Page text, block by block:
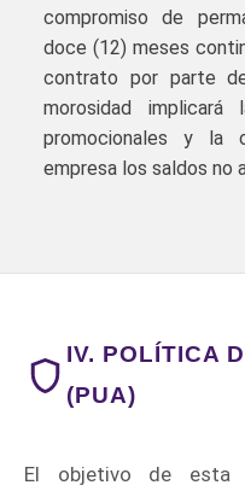
compromiso de
doce (12) meses
contrato por parte
morosidad
promocionales y la
empresa los saldos no
IV. POLÍTICA
(PUA)
El objetivo de esta